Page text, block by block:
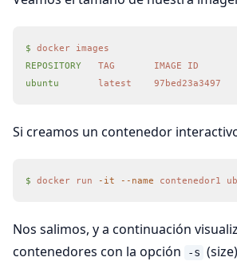
$ docker images
REPOSITORY
   TAG
       IMAGE
ID
ubuntu
       latest
    97bed23a3497
Si creamos un contenedor
$ docker run -it --name contenedor1
Nos salimos, y a continuación
contenedores con la opción
-s